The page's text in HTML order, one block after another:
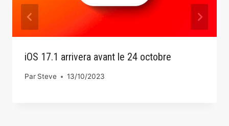
iOS 17.1 arrivera avant le 24 octobre
Par Steve 13/10/2023